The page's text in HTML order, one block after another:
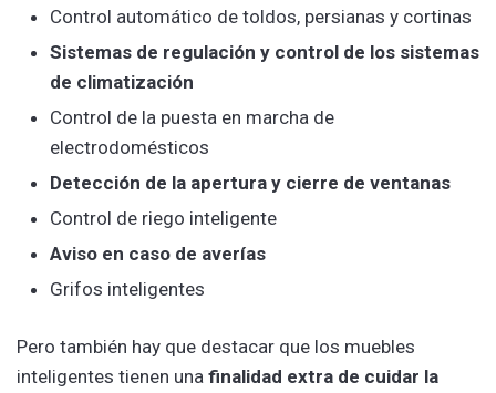
Control automático de toldos, persianas y cortinas
Sistemas de regulación y control de los sistemas
de climatización
Control de la puesta en marcha de
electrodomésticos
Detección de la apertura y cierre de ventanas
Control de riego inteligente
Aviso en caso de averías
Grifos inteligentes
Pero también hay que destacar que los muebles
inteligentes tienen una finalidad extra de cuidar la